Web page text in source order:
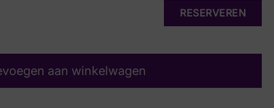
RESERVEREN
aan winkelwagen